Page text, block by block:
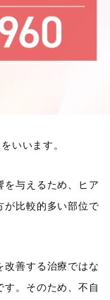
いいます。
を与えるため、ヒア
が比較的多い部位で
改善する治療ではな
す。そのため、不自